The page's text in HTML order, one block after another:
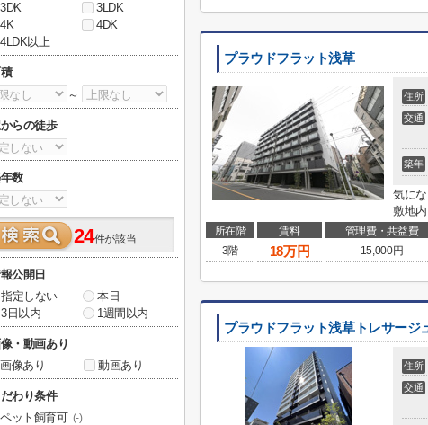
プラウドフラット浅草
住所
交通
築年
気に
敷地
所在階 賃料 管理費・共益費
3階
18万円 15,000円
プラウドフラット浅草トレサージ
住所
交通
3DK
3LDK
4K
4DK
4LDK以上
～
らの徒歩
数
24件が該当
公開日
指定しない
本日
3日以内
1週間以内
・動画あり
画像あり
動画あり
わり条件
ペット飼育可 (-)